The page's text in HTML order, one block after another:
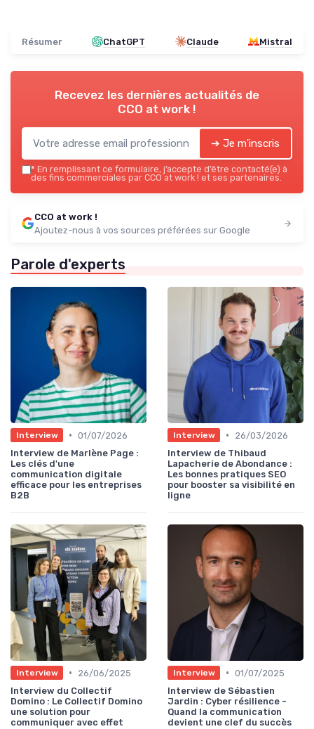
Résumer ChatGPT Claude Mistral
Recevez les dernières actualités de
CCO at work !
➔ Je m'inscris
* En remplissant ce formulaire, j’accepte d’être contacté(e) à
des fins commerciales par CCO at work ! et ses partenaires.
CCO at work !
Ajoutez-nous à vos sources préférées sur Google
Parole d'experts
Interview • 01/07/2026
Interview de Marlène Page :
Les clés d'une
communication digitale
efficace pour les entreprises
B2B
Interview •
26/03/2026
Interview de Thibaud
Lapacherie de Abondance :
Les bonnes pratiques SEO
pour booster sa visibilité en
ligne
Interview •
26/06/2025
Interview du Collectif
Domino : Le Collectif Domino
une solution pour
communiquer avec effet
Interview • 01/07/2025
Interview de Sébastien
Jardin : Cyber résilience -
Quand la communication
devient une clef du succès